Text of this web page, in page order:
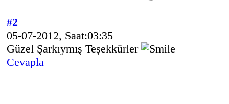
#2
05-07-2012, Saat:03:35
Güzel Şarkıymış Teşekkürler
Cevapla